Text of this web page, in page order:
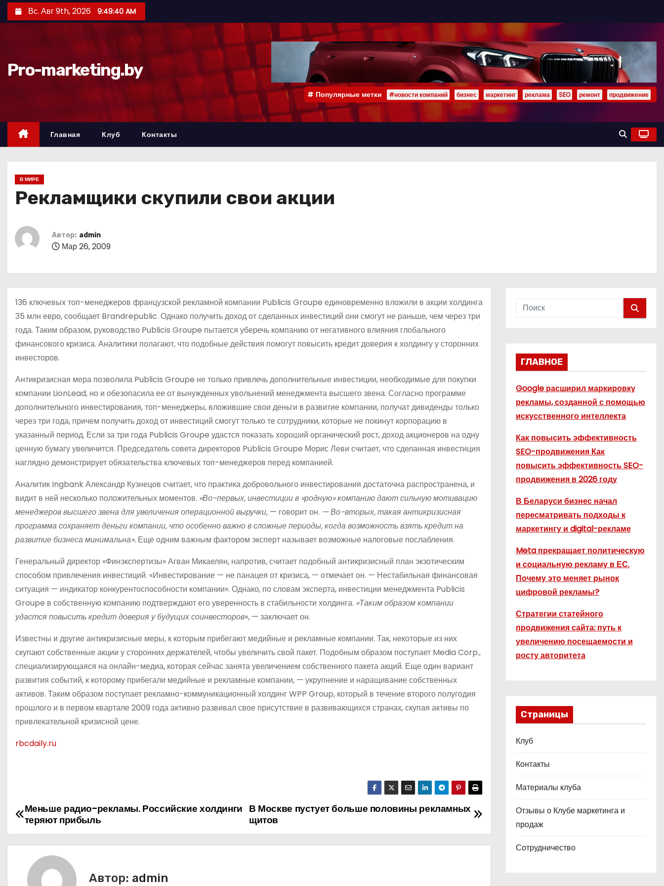
е
д
Вс. Авг 9th, 2026 9:49:41 AM
Pro-marketing.by
Популярные метки #новости компаний бизнес маркетинг реклама SEO ремонт продвижение
Главная Клуб Контакты
В МИРЕ
Рекламщики скупили свои акции
Автор: admin
Мар 26, 2009
136 ключевых топ-менеджеров французской рекламной компании Publicis Groupe единовременно вложили в акции холдинга
35 млн евро, сообщает Brandrepublic. Однако получить доход от сделанных инвестиций они смогут не раньше, чем через три
года. Таким образом, руководство Publicis Groupe пытается уберечь компанию от негативного влияния глобального
финансового кризиса. Аналитики полагают, что подобные действия помогут повысить кредит доверия к холдингу у сторонних
инвесторов.
Антикризисная мера позволила Publicis Groupe не только привлечь дополнительные инвестиции, необходимые для покупки
компании LionLead, но и обезопасила ее от вынужденных увольнений менеджмента высшего звена. Согласно программе
дополнительного инвестирования, топ-менеджеры, вложившие свои деньги в развитие компании, получат дивиденды только
через три года, причем получить доход от инвестиций смогут только те сотрудники, которые не покинут корпорацию в
указанный период. Если за три года Publicis Groupe удастся показать хороший органический рост, доход акционеров на одну
ценную бумагу увеличится. Председатель совета директоров Publicis Groupe Морис Леви считает, что сделанная инвестиция
наглядно демонстрирует обязательства ключевых топ-менеджеров перед компанией.
Аналитик Ingbank Александр Кузнецов считает, что практика добровольного инвестирования достаточна распространена, и
видит в ней несколько положительных моментов. «Во-первых, инвестиции в «родную» компанию дают сильную мотивацию
менеджеров высшего звена для увеличения операционной выручки, — говорит он. — Во-вторых, такая антикризисная
программа сохраняет деньги компании, что особенно важно в сложные периоды, когда возможность взять кредит на
развитие бизнеса минимальна». Еще одним важным фактором эксперт называет возможные налоговые послабления.
Генеральный директор «Финэкспертизы» Агван Микаелян, напротив, считает подобный антикризисный план экзотическим
способом привлечения инвестиций. «Инвестирование — не панацея от кризиса, — отмечает он. — Нестабильная финансовая
ситуация — индикатор конкурентоспособности компании». Однако, по словам эксперта, инвестиции менеджмента Publicis
Groupe в собственную компанию подтверждают его уверенность в стабильности холдинга. «Таким образом компании
удастся повысить кредит доверия у будущих соинвесторов», — заключает он.
Известны и другие антикризисные меры, к которым прибегают медийные и рекламные компании. Так, некоторые из них
скупают собственные акции у сторонних держателей, чтобы увеличить свой пакет. Подобным образом поступает Media Corp.,
специализирующаяся на онлайн-медиа, которая сейчас занята увеличением собственного пакета акций. Еще один вариант
развития событий, к которому прибегали медийные и рекламные компании, — укрупнение и наращивание собственных
активов. Таким образом поступает рекламно-коммуникационный холдинг WPP Group, который в течение второго полугодия
прошлого и в первом квартале 2009 года активно развивал свое присутствие в развивающихся странах, скупая активы по
привлекательной кризисной цене.
rbcdaily.ru
Н
В Москве пустует больше половины рекламных
щитов
Меньше радио-рекламы. Российские холдинги
теряют прибыль
Автор: admin
ГЛАВНОЕ
Google расширил маркировку
рекламы, созданной с помощью
искусственного интеллекта
Как повысить эффективность
SEO-продвижения Как
повысить эффективность SEO-
продвижения в 2026 году
В Беларуси бизнес начал
пересматривать подходы к
маркетингу и digital-рекламе
Meta прекращает политическую
и социальную рекламу в ЕС.
Почему это меняет рынок
цифровой рекламы?
Стратегии статейного
продвижения сайта: путь к
увеличению посещаемости и
росту авторитета
Страницы
Клуб
Контакты
Материалы клуба
Отзывы о Клубе маркетинга и
продаж
Сотрудничество